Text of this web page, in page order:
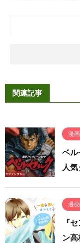
関連記事
漫
ベル
人
漫
『
ン